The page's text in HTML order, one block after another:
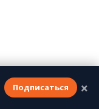
Подписаться ×